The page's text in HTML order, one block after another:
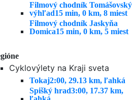
Filmový chodník Tomášovský
výhľad15 min, 0 km, 8 miest
Filmový chodník Jaskyňa
Domica15 min, 0 km, 5 miest
Cyklovýlety na Kraji sveta
Tokaj2:00, 29.13 km, ľahká
Spišký hrad3:00, 17.37 km,